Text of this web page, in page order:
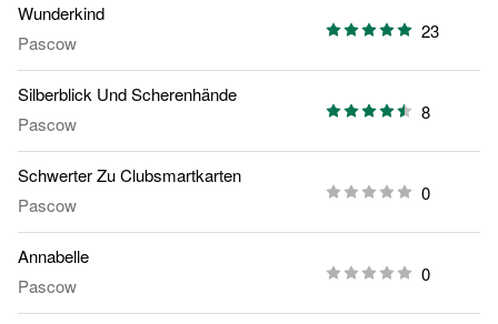
Wunderkind
Pascow
23
Silberblick Und Scherenhände
Pascow
8
Schwerter Zu Clubsmartkarten
Pascow
0
Annabelle
Pascow
0